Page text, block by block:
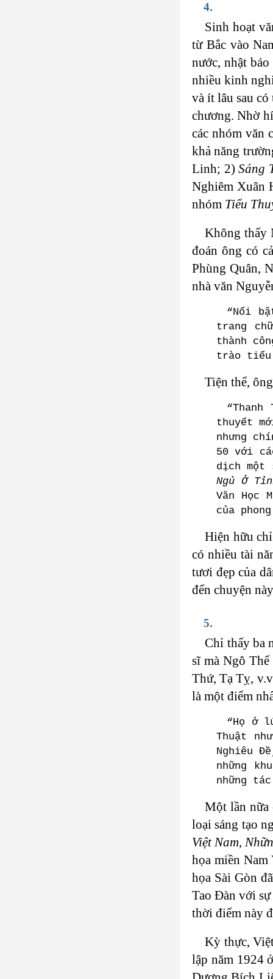
4.
Sinh hoạt
từ Bắc vào
nước, nhật báo
nhiều kinh
và ít lâu sau
chương. Nhờ
các nhóm văn
khả năng
Linh; 2)Sáng
Nghiêm Xuân
nhóm Tiểu
Không thấy
đoán ông có
Phùng Quân,
nhà văn
“Nổi
trang
thành
trào tiểu
Tiện thể,
thuyết
nhưng
50 với
dịch một
Ngủ Ở
Văn Học
của
Hiện hữu
có nhiều tài
tươi đẹp của
đến chuyện
5.
Chỉ thấy ba
sĩ mà Ngô
Thứ, Tạ Tỵ,
là một điểm
“Họ ở
Thuật
Nghiêu
những
những
Một lần nữa
loại sáng tạo
Việt Nam,
họa miền
họa Sài Gòn
Tao Đàn với sự
thời điểm này
Kỳ thực,
lập năm 1924